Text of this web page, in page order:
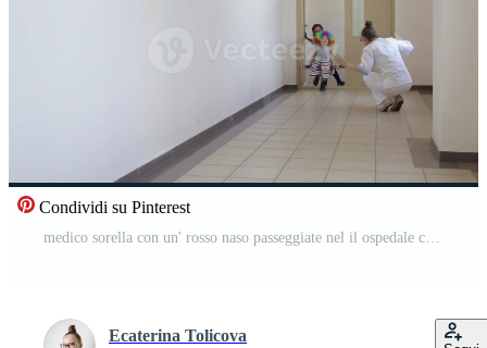
Condividi su Pinterest
medico sorella con un' rosso naso passeggiate nel il ospedale corridoio Video Pro
Ecaterina Tolicova